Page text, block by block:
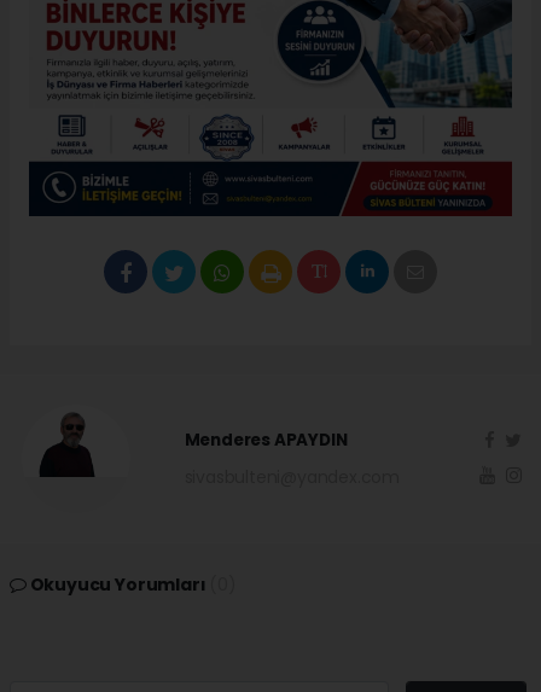
Menderes APAYDIN
Okuyucu Yorumları